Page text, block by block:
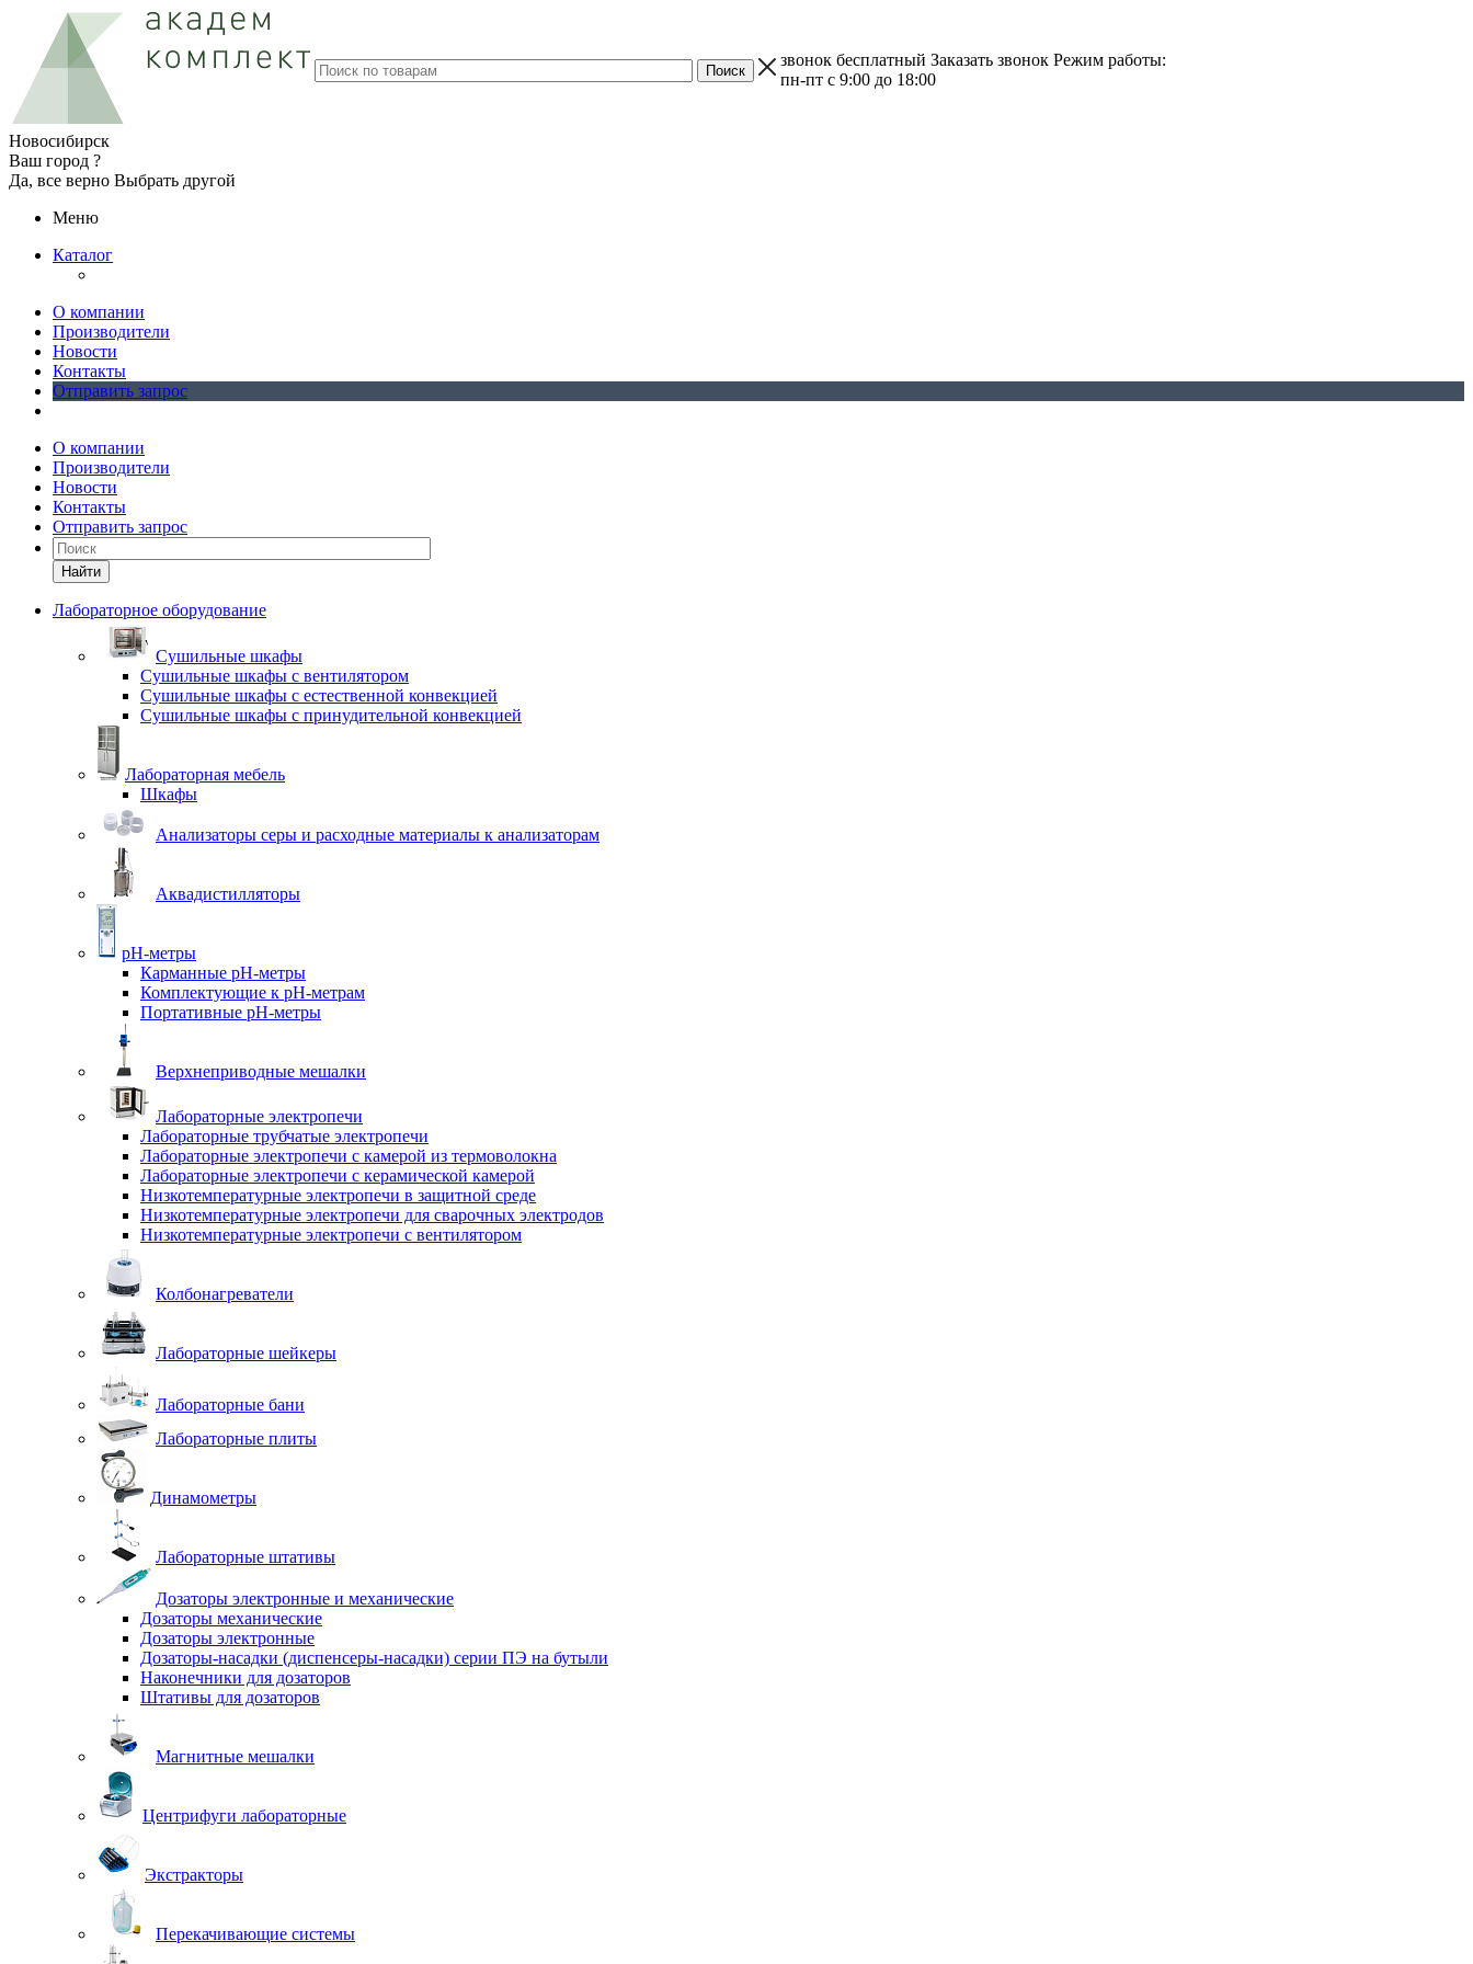
звонок бесплатный Заказать звонок Режим работы:
пн-пт с 9:00 до 18:00
Новосибирск
Ваш город ?
Да, все верно Выбрать другой
Меню
Каталог
О компании
Производители
Новости
Контакты
Отправить запрос
О компании
Производители
Новости
Контакты
Отправить запрос
Найти
Лабораторное оборудование
Cушильные шкафы
Сушильные шкафы с вентилятором
Сушильные шкафы с естественной конвекцией
Сушильные шкафы с принудительной конвекцией
Лабораторная мебель
Шкафы
Анализаторы серы и расходные материалы к анализаторам
Аквадистилляторы
pH-метры
Карманные pH-метры
Комплектующие к pH-метрам
Портативные pH-метры
Верхнеприводные мешалки
Лабораторные электропечи
Лабораторные трубчатые электропечи
Лабораторные электропечи с камерой из термоволокна
Лабораторные электропечи с керамической камерой
Низкотемпературные электропечи в защитной среде
Низкотемпературные электропечи для cварочных электродов
Низкотемпературные электропечи с вентилятором
Колбонагреватели
Лабораторные шейкеры
Лабораторные бани
Лабораторные плиты
Динамометры
Лабораторные штативы
Дозаторы электронные и механические
Дозаторы механические
Дозаторы электронные
Дозаторы-насадки (диспенсеры-насадки) серии ПЭ на бутыли
Наконечники для дозаторов
Штативы для дозаторов
Магнитные мешалки
Центрифуги лабораторные
Экстракторы
Перекачивающие системы